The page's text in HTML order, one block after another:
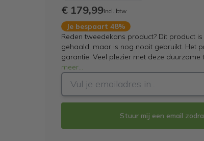
€ 179,99Incl. btw
Je bespaart 48%
Reden tweedekans product? Dit product
gehaald, maar is nog nooit gebruikt. Het
garantie. Veel plezier met deze duurzame
meer...
Stuur mij een email